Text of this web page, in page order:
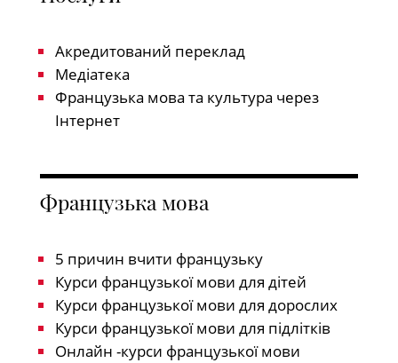
Акредитований переклад
Медіатека
Французька мова та культура через
Інтернет
Французька мова
5 причин вчити французьку
Курси французької мови для дітей
Курси французької мови для дорослих
Курси французької мови для підлітків
Онлайн -курси французької мови